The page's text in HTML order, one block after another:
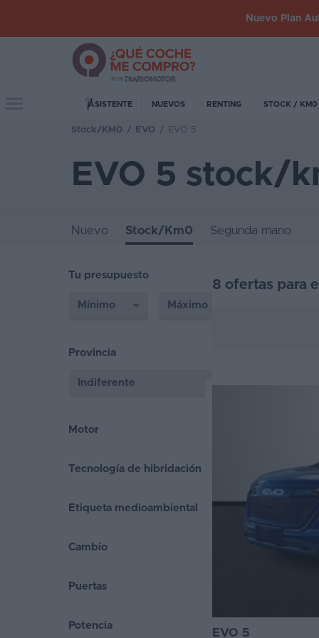
Nuevo Plan
ASISTENTE NUEVOS RENTING STOCK / KM0
Stock/KM0 / EVO / EVO 5
EVO 5 stock/
Nuevo Stock/Km0 Segunda mano
Tu presupuesto
Provincia
Motor
Tecnología de hibridación
Etiqueta medioambiental
Cambio
Puertas
Potencia
8 ofertas para
EVO 5